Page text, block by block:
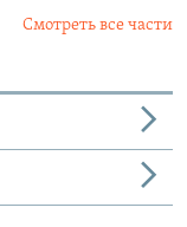
Смотреть все части